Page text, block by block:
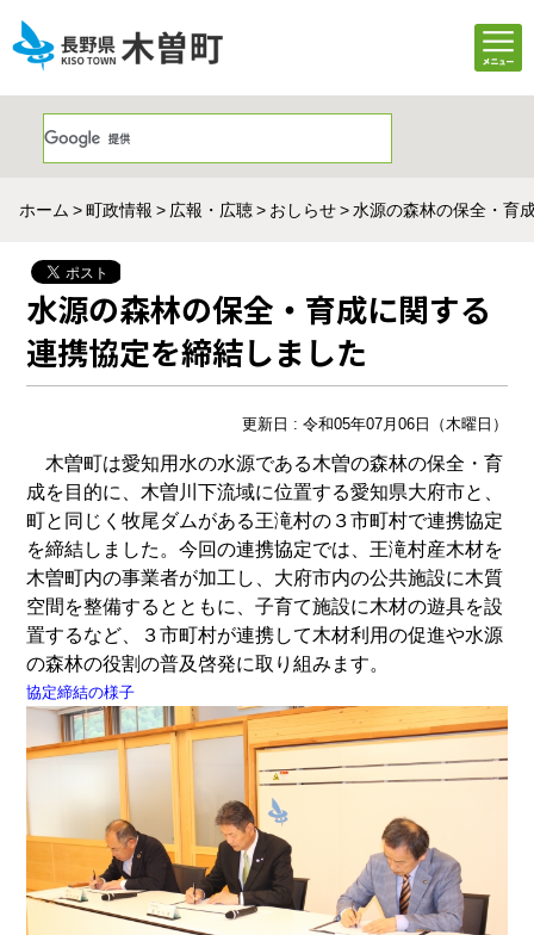
ホーム 町政情報 広報・広聴 おしらせ 水源の森林の保全・育
水源の森林の保全・育成に関する
連携協定を締結しました
更新日 : 令和05年07月06日（木曜日）
木曽町は愛知用水の水源である木曽の森林の保全・育
成を目的に、木曽川下流域に位置する愛知県大府市と、
町と同じく牧尾ダムがある王滝村の３市町村で連携協定
を締結しました。今回の連携協定では、王滝村産木材を
木曽町内の事業者が加工し、大府市内の公共施設に木質
空間を整備するとともに、子育て施設に木材の遊具を設
置するなど、３市町村が連携して木材利用の促進や水源
の森林の役割の普及啓発に取り組みます。
協定締結の様子